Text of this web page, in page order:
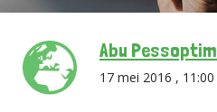
Abu
17 mei 2016 , 11:00